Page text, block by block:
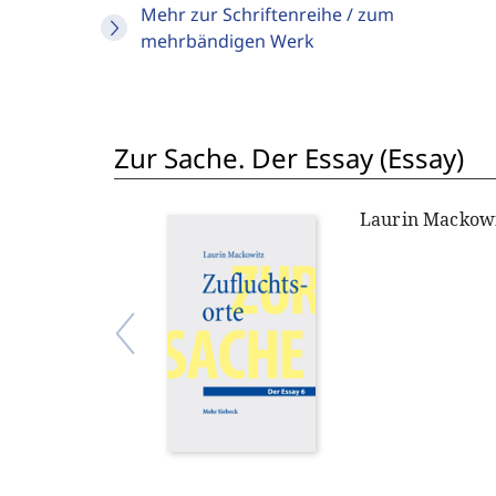
Mehr zur Schriftenreihe / zum
mehrbändigen Werk
Zur Sache. Der Essay (Essay)
Laurin